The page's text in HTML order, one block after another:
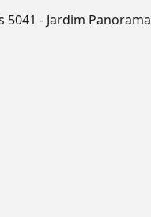
- Jardim Panorama